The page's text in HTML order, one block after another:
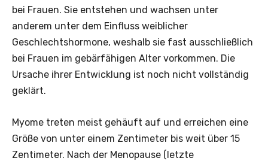
bei Frauen. Sie entstehen und wachsen unter
anderem unter dem Einfluss weiblicher
Geschlechtshormone, weshalb sie fast ausschließlich
bei Frauen im gebärfähigen Alter vorkommen. Die
Ursache ihrer Entwicklung ist noch nicht vollständig
geklärt.
Myome treten meist gehäuft auf und erreichen eine
Größe von unter einem Zentimeter bis weit über 15
Zentimeter. Nach der Menopause (letzte